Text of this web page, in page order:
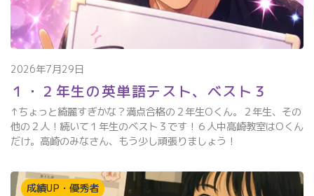
2026年7月29日
１・２年生の英単語テスト、ベスト３
↑ちょっと綺麗すぎかな？満点合格の２年生Oくん。２年生、その
他の２人！続いて１年生のベスト３です！６人中高崎教室はOくん
だけ。高崎のみなさん、もう少し頑張りましょう！
成績UP・優秀者